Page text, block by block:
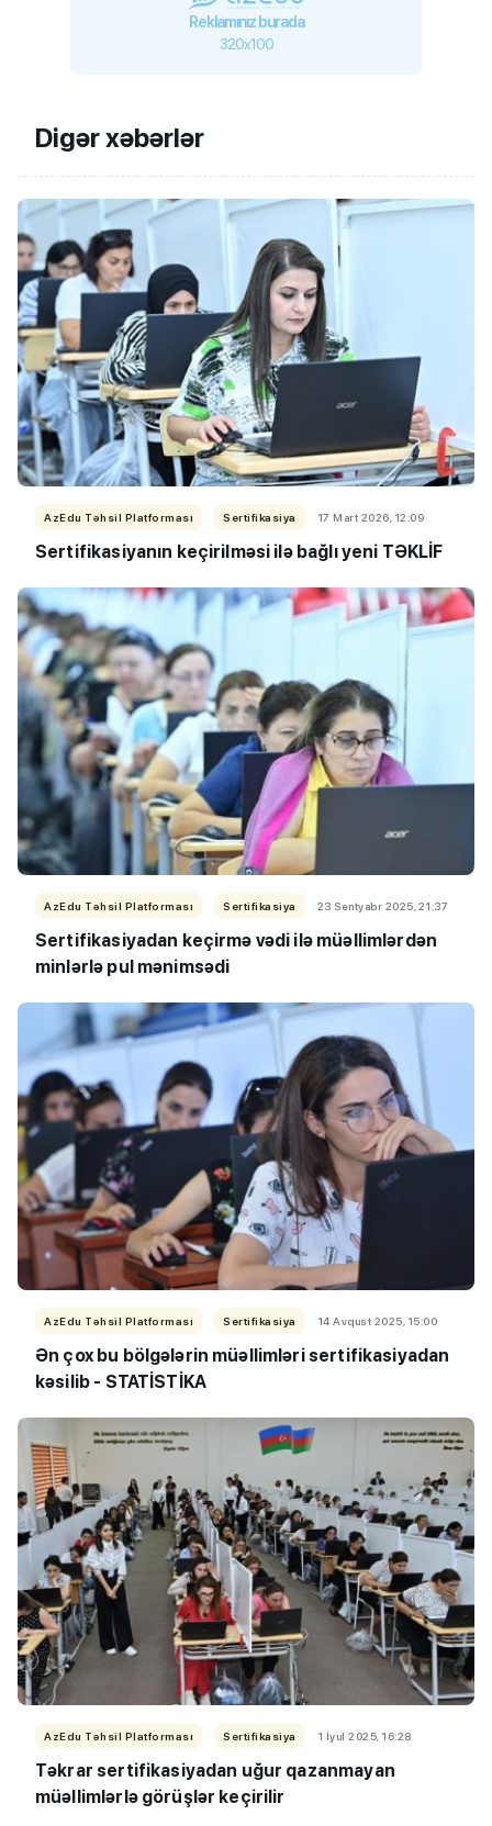
Reklamınız burada
320x100
Digər xəbərlər
AzEdu Təhsil Platforması Sertifikasiya 17 Mart 2026, 12:09
Sertifikasiyanın keçirilməsi ilə bağlı yeni TƏKLİF
AzEdu Təhsil Platforması Sertifikasiya 23 Sentyabr 2025, 21:37
Sertifikasiyadan keçirmə vədi ilə müəllimlərdən
minlərlə pul mənimsədi
AzEdu Təhsil Platforması Sertifikasiya 14 Avqust 2025, 15:00
Ən çox bu bölgələrin müəllimləri sertifikasiyadan
kəsilib - STATİSTİKA
AzEdu Təhsil Platforması Sertifikasiya 1 İyul 2025, 16:28
Təkrar sertifikasiyadan uğur qazanmayan
müəllimlərlə görüşlər keçirilir